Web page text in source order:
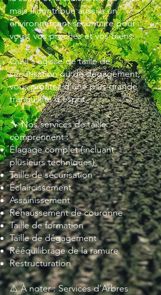
mais il contribue aussi à un
environnement sécuritaire pour
vous, vos proches et vos biens.
Qu’il s’agisse de taille de
sécurisation ou de dégagement,
vous profitez d’une plus grande
tranquillité d’esprit.
🔧 Nos services de taille
comprennent :
Élagage complet (incluant
plusieurs techniques)
Taille de sécurisation
Éclaircissement
Assainissement
Rehaussement de couronne
Taille de formation
Taille de dégagement
Rééquilibrage de la ramure
Restructuration
⚠️ À noter : Services d’Arbres